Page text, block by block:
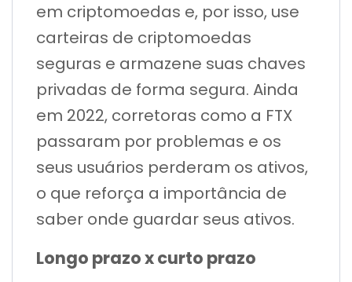
em criptomoedas e, por isso, use
carteiras de criptomoedas
seguras e armazene suas chaves
privadas de forma segura. Ainda
em 2022, corretoras como a FTX
passaram por problemas e os
seus usuários perderam os ativos,
o que reforça a importância de
saber onde guardar seus ativos.
Longo prazo x curto prazo